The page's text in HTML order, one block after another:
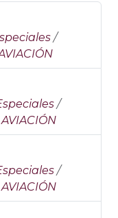
/
/
AVIACIÓN
/
AVIACIÓN